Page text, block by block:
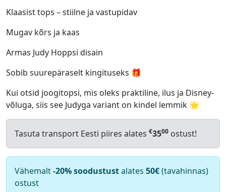
Klaasist tops – stiilne ja vastupidav
Mugav kõrs ja kaas
Armas Judy Hoppsi disain
Sobib suurepäraselt kingituseks 🎁
Kui otsid joogitopsi, mis oleks praktiline, ilus ja Disney-
võluga, siis see Judyga variant on kindel lemmik 🌟
Tasuta transport Eesti piires alates €3500 ostust!
Vähemalt-20% soodustustalates 50€(tavahinnas)
ostust